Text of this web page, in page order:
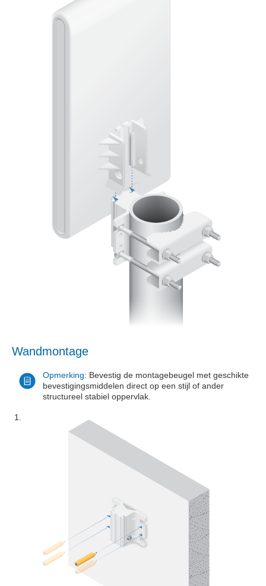
Wandmontage
Opmerking: Bevestig de montagebeugel met geschikte
bevestigingsmiddelen direct op een stijl of ander
structureel stabiel oppervlak.